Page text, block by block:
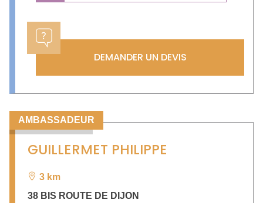
DEMANDER UN DEVIS
AMBASSADEUR
GUILLERMET PHILIPPE
3 km
38 BIS ROUTE DE DIJON